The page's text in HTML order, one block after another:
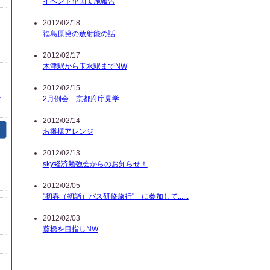
2012/02/18
福島原発の放射能の話
2012/02/17
木津駅から玉水駅までNW
2012/02/15
2月例会 京都府庁見学
2012/02/14
お雛様アレンジ
2012/02/13
sky経済勉強会からのお知らせ！
2012/02/05
"初春（初詣）バス研修旅行" に参加して......
2012/02/03
葵橋を目指しNW